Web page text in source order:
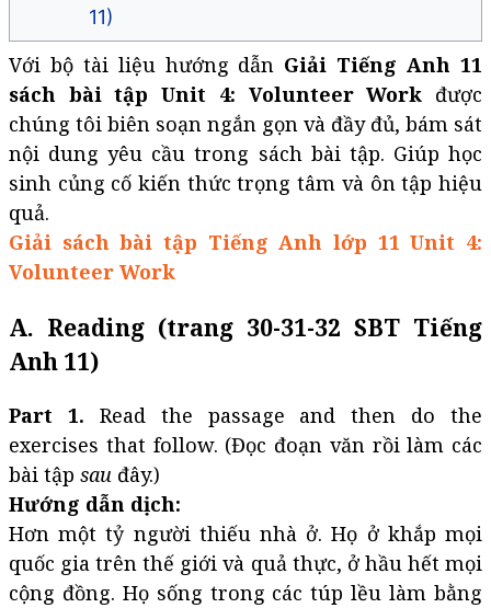
11)
Với bộ tài liệu hướng dẫn Giải Tiếng Anh 11
sách bài tập Unit 4: Volunteer Work được
chúng tôi biên soạn ngắn gọn và đầy đủ, bám sát
nội dung yêu cầu trong sách bài tập. Giúp học
sinh củng cố kiến thức trọng tâm và ôn tập hiệu
quả.
Giải sách bài tập Tiếng Anh lớp 11 Unit 4:
Volunteer Work
A. Reading (trang 30-31-32 SBT Tiếng
Anh 11)
Part 1. Read the passage and then do the
exercises that follow. (Đọc đoạn văn rồi làm các
bài tập sau đây.)
Hướng dẫn dịch:
Hơn một tỷ người thiếu nhà ở. Họ ở khắp mọi
quốc gia trên thế giới và quả thực, ở hầu hết mọi
cộng đồng. Họ sống trong các túp lều làm bằng